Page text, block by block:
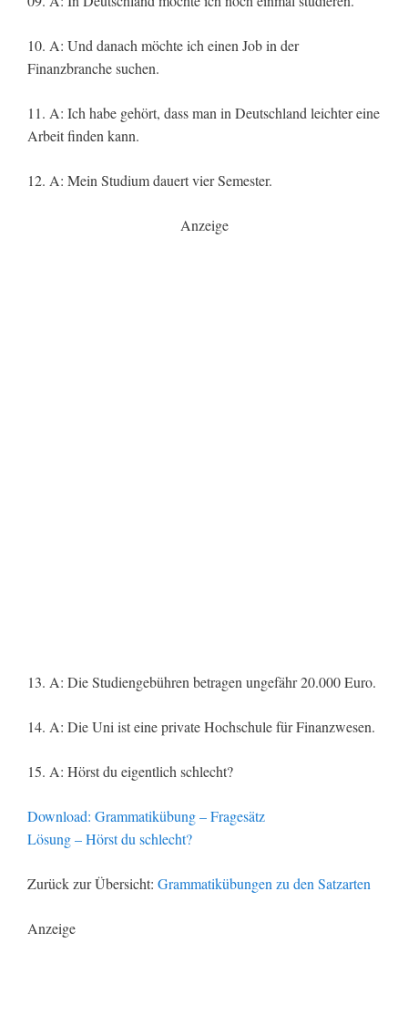
10. A: Und danach möchte ich einen Job in der
Finanzbranche suchen.
11. A: Ich habe gehört, dass man in Deutschland leichter eine
Arbeit finden kann.
12. A: Mein Studium dauert vier Semester.
Anzeige
13. A: Die Studiengebühren betragen ungefähr 20.000 Euro.
14. A: Die Uni ist eine private Hochschule für Finanzwesen.
15. A: Hörst du eigentlich schlecht?
Download: Grammatikübung – Fragesätz
Lösung – Hörst du schlecht?
Zurück zur Übersicht: Grammatikübungen zu den Satzarten
Anzeige